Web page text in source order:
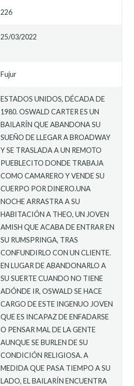
226
25/03/2022
Fujur
ESTADOS UNIDOS, DÉCADA DE
1980. OSWALD CARTER ES UN
BAILARÍN QUE ABANDONA SU
SUEÑO DE LLEGAR A BROADWAY
Y SE TRASLADA A UN REMOTO
PUEBLECITO DONDE TRABAJA
COMO CAMARERO Y VENDE SU
CUERPO POR DINERO. ​UNA
NOCHE ARRASTRA A SU
HABITACIÓN A THEO, UN JOVEN
AMISH QUE ACABA DE ENTRAR EN
SU RUMSPRINGA, TRAS
CONFUNDIRLO CON UN CLIENTE.
EN LUGAR DE ABANDONARLO A
SU SUERTE CUANDO NO TIENE
ADÓNDE IR, OSWALD SE HACE
CARGO DE ESTE INGENUO JOVEN
QUE ES INCAPAZ DE ENFADARSE
O PENSAR MAL DE LA GENTE
AUNQUE SE BURLEN DE SU
CONDICIÓN RELIGIOSA. A
MEDIDA QUE PASA TIEMPO A SU
LADO, EL BAILARÍN ENCUENTRA